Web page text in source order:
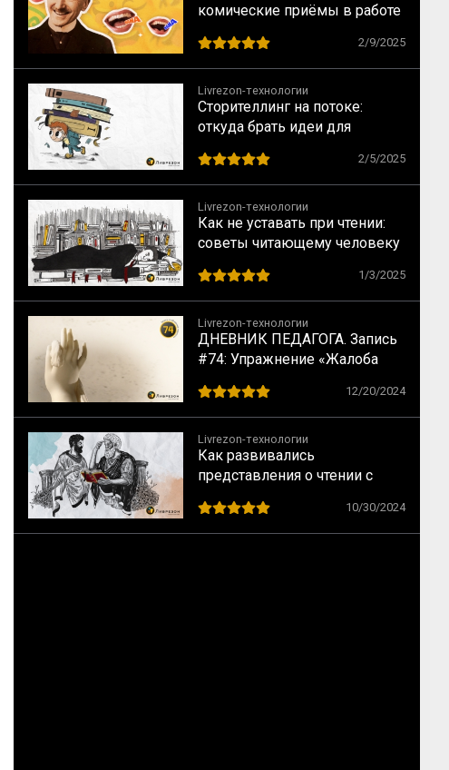
комические приёмы в работе
2/9/2025
Livrezon-технологии
Сторителлинг на потоке:
откуда брать идеи для
2/5/2025
Livrezon-технологии
Как не уставать при чтении:
советы читающему человеку
1/3/2025
Livrezon-технологии
ДНЕВНИК ПЕДАГОГА. Запись
#74: Упражнение «Жалоба
12/20/2024
Livrezon-технологии
Как развивались
представления о чтении с
10/30/2024